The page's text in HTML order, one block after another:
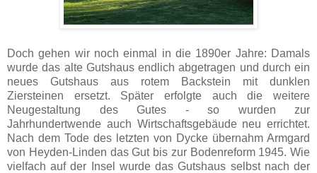
Doch gehen wir noch einmal in die 1890er Jahre: Damals
wurde das alte Gutshaus endlich abgetragen und durch ein
neues Gutshaus aus rotem Backstein mit dunklen
Ziersteinen ersetzt. Später erfolgte auch die weitere
Neugestaltung des Gutes - so wurden zur
Jahrhundertwende auch Wirtschaftsgebäude neu errichtet.
Nach dem Tode des letzten von Dycke übernahm Armgard
von Heyden-Linden das Gut bis zur Bodenreform 1945. Wie
vielfach auf der Insel wurde das Gutshaus selbst nach der